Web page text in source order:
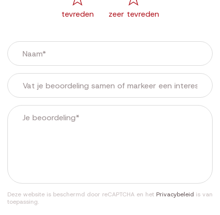
tevreden zeer tevreden
Deze website is beschermd door reCAPTCHA en het Privacybeleid is van
toepassing.